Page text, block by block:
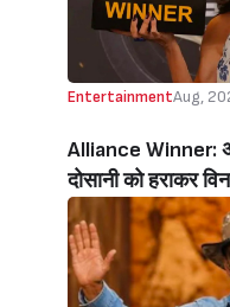
EntertainmentAug,
Alliance Winner:
दोसानी को हराकर
इनाम में मिले 50 लाख
ट्रॉफी (Mini
Beats Aly Goni